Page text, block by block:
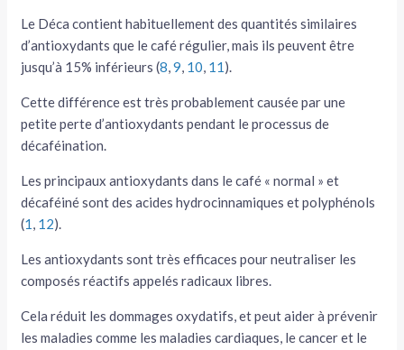
Le Déca contient habituellement des quantités similaires
d’antioxydants que le café régulier, mais ils peuvent être
jusqu’à 15% inférieurs (8,9, 10, 11).
Cette différence est très probablement causée par une
petite perte d’antioxydants pendant le processus de
décaféination.
Les principaux antioxydants dans le café « normal » et
décaféiné sont des acides hydrocinnamiques et polyphénols
(1, 12).
Les antioxydants sont très efficaces pour neutraliser les
composés réactifs appelés radicaux libres.
Cela réduit les dommages oxydatifs, et peut aider à prévenir
les maladies comme les maladies cardiaques, le cancer et le